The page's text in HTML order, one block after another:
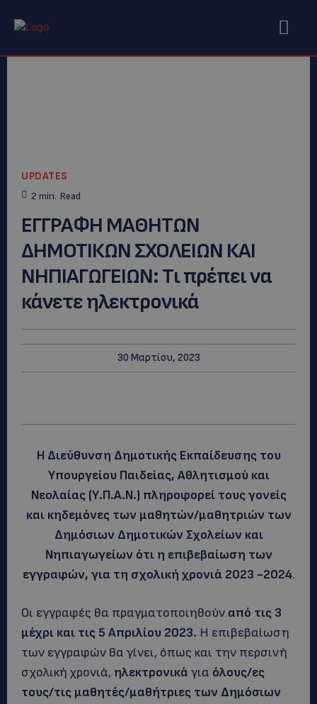
UPDATES
2 min. Read
ΕΓΓΡΑΦΗ ΜΑΘΗΤΩΝ
ΔΗΜΟΤΙΚΩΝ ΣΧΟΛΕΙΩΝ ΚΑΙ
ΝΗΠΙΑΓΩΓΕΙΩΝ: Tι πρέπει να
κάνετε ηλεκτρονικά
30 Μαρτίου, 2023
Η Διεύθυνση Δημοτικής Εκπαίδευσης του
Υπουργείου Παιδείας, Αθλητισμού και
Νεολαίας (Υ.Π.Α.Ν.) πληροφορεί τους γονείς
και κηδεμόνες των μαθητών/μαθητριών των
Δημόσιων Δημοτικών Σχολείων και
Νηπιαγωγείων ότι η επιβεβαίωση των
εγγραφών, για τη σχολική χρονιά 2023 -2024.
Οι εγγραφές θα πραγματοποιηθούν από τις 3
μέχρι και τις 5 Απριλίου 2023. Η επιβεβαίωση
των εγγραφών θα γίνει, όπως και την περσινή
σχολική χρονιά, ηλεκτρονικά για όλους/ες
τους/τις μαθητές/μαθήτριες των Δημόσιων